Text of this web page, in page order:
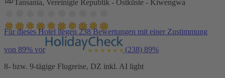
Tansania, Vereinigte Republik - Ostküste - Kiwengwa
Für dieses Hotel liegen 238 Bewertungen mit einer Zustimmung
von 89% vor (238) 89%
8- bzw. 9-tägige Flugreise, DZ inkl. AI light